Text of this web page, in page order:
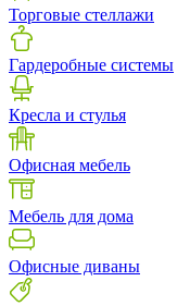
Торговые стеллажи
Гардеробные системы
Кресла и стулья
Офисная мебель
Мебель для дома
Офисные диваны